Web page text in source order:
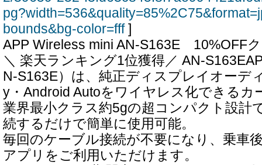
bounds&bg-color=fff]
APP Wireless mini AN-S163E 10%OFF
＼ 楽天ランキング1位獲得／ AN-
N-S163E）は、純正ディスプレイオーデ
y・Android Autoをワイヤレス化できるカ
業界最小クラス約5gの超コンパクト設計
続するだけで簡単に使用可能。
毎回のケーブル接続が不要になり、乗車
アプリをご利用いただけます。